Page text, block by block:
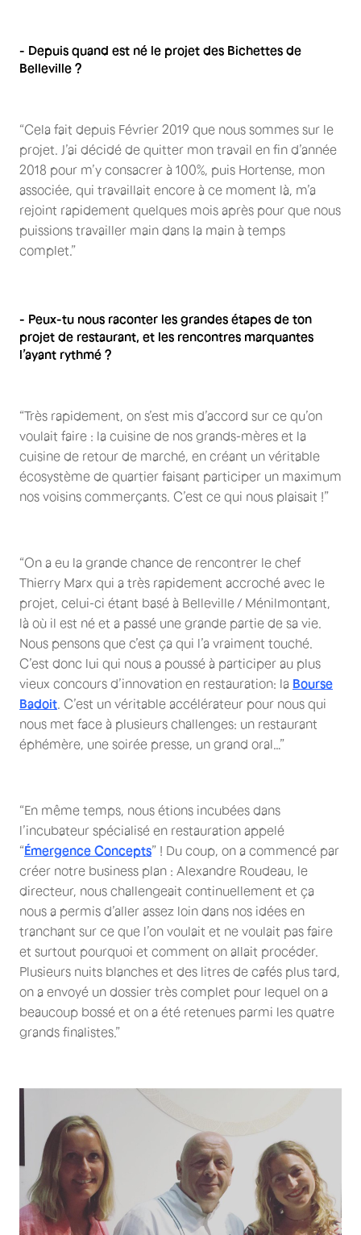
- Depuis quand est né le projet des Bichettes de
Belleville ?
“Cela fait depuis Février 2019 que nous sommes sur le
projet. J’ai décidé de quitter mon travail en fin d’année
2018 pour m’y consacrer à 100%, puis Hortense, mon
associée, qui travaillait encore à ce moment là, m’a
rejoint rapidement quelques mois après pour que nous
puissions travailler main dans la main à temps
complet.”
- Peux-tu nous raconter les grandes étapes de ton
projet de restaurant, et les rencontres marquantes
l’ayant rythmé ?
“Très rapidement, on s’est mis d’accord sur ce qu’on
voulait faire : la cuisine de nos grands-mères et la
cuisine de retour de marché, en créant un véritable
écosystème de quartier faisant participer un maximum
nos voisins commerçants. C’est ce qui nous plaisait !”
“On a eu la grande chance de rencontrer le chef
Thierry Marx qui a très rapidement accroché avec le
projet, celui-ci étant basé à Belleville / Ménilmontant,
là où il est né et a passé une grande partie de sa vie.
Nous pensons que c’est ça qui l’a vraiment touché.
C’est donc lui qui nous a poussé à participer au plus
vieux concours d’innovation en restauration: la Bourse
Badoit . C’est un véritable accélérateur pour nous qui
nous met face à plusieurs challenges: un restaurant
éphémère, une soirée presse, un grand oral…”
“En même temps, nous étions incubées dans
l’incubateur spécialisé en restauration appelé
“Émergence Concepts” ! Du coup, on a commencé par
créer notre business plan : Alexandre Roudeau, le
directeur, nous challengeait continuellement et ça
nous a permis d’aller assez loin dans nos idées en
tranchant sur ce que l’on voulait et ne voulait pas faire
et surtout pourquoi et comment on allait procéder.
Plusieurs nuits blanches et des litres de cafés plus tard,
on a envoyé un dossier très complet pour lequel on a
beaucoup bossé et on a été retenues parmi les quatre
grands finalistes.”